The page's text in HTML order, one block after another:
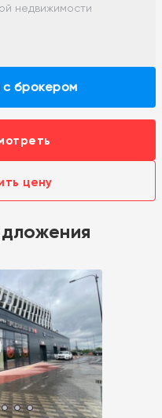
недвижимости
с брокером
цену